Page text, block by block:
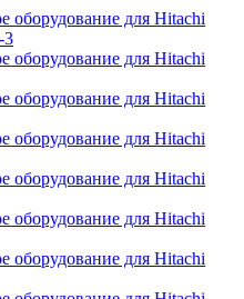
оборудование для Hitachi
3
оборудование для Hitachi
оборудование для Hitachi
оборудование для Hitachi
оборудование для Hitachi
оборудование для Hitachi
оборудование для Hitachi